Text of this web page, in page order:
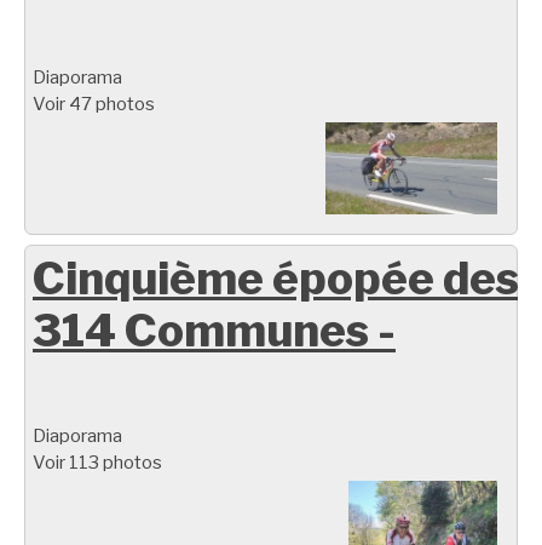
Diaporama
Voir 47 photos
Cinquième épopée des
314 Communes -
Diaporama
Voir 113 photos